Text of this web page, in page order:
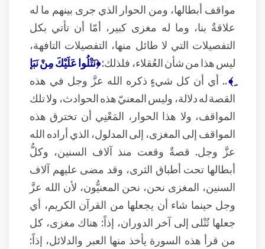
مواقف أبطالها، ومن الحوار الذي جرى بينهم ما له
علاقةٌ بنا، وما له مغزى كبير، أمّا أن تأتي بكل
التفصيلات التي لا طائل منها، التفصيلات التافهة،
ليس هذا من شأن العُقلاء، فلذلك:﴿نَتْلُوا عَلَيْكَ مِنْ نَبَإ
ِ﴾.. أي أن كل شيءٍ ذكره الله عزَّ وجل في هذه
القصة له دلالة، وليس المعنيّ هذه الحوادث، ولا تلك
المواقف، ولا هذا الحوار، المَعْنِي أن تخترق هذه
المواقف إلى المغزى، إلى المدلول، الذي أراده الله
عزَّ وجل. قصةٌ وقعت منذ آلاف السنين، وكلُّ
أبطالها تحت أطباق الثرى، وقد مضى عليهم آلاف
السنين، المغزى نحن، نحن المعنيُّون، لأن الله عزَّ
وجل حينما شاء أن يجعلها من القرآن الكريم، أي
جعلها تُتْلى إلى آخر الدوران، إذاً: هناك مغزى، كل
من قرأ هذه السورة يأخذ منها العبر والدلائل، إذاً: